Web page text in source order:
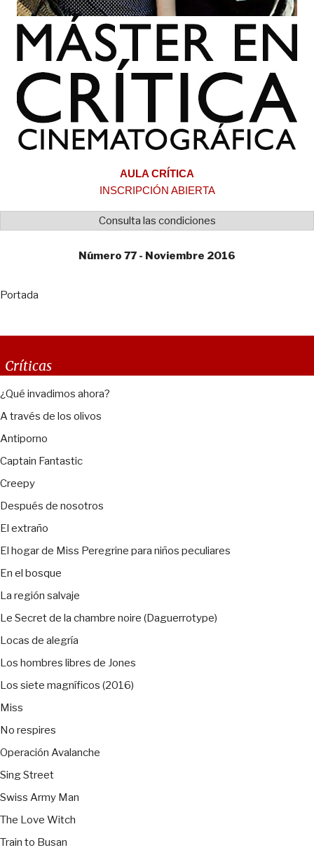
AULA CRÍTICA
INSCRIPCIÓN ABIERTA
Consulta las condiciones
Número 77 - Noviembre 2016
Portada
Críticas
¿Qué invadimos ahora?
A través de los olivos
Antiporno
Captain Fantastic
Creepy
Después de nosotros
El extraño
El hogar de Miss Peregrine para niños peculiares
En el bosque
La región salvaje
Le Secret de la chambre noire (Daguerrotype)
Locas de alegría
Los hombres libres de Jones
Los siete magníficos (2016)
Miss
No respires
Operación Avalanche
Sing Street
Swiss Army Man
The Love Witch
Train to Busan